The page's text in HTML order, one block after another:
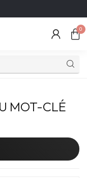
0
MOT-CLÉ